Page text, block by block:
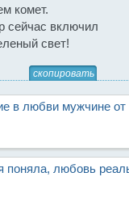
комет.
сейчас включил
свет!
скопировать
в любви мужчине от
поняла, любовь